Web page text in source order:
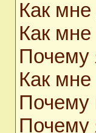
Как
Как мне
Почему
Как мне
Почему
Почему